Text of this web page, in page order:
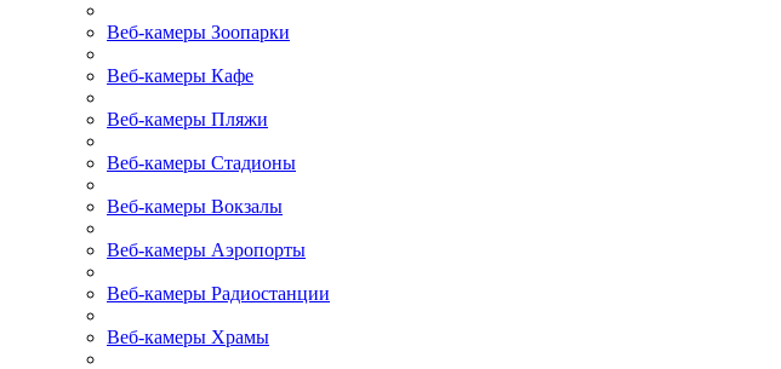
Веб-камеры Зоопарки
Веб-камеры Кафе
Веб-камеры Пляжи
Веб-камеры Стадионы
Веб-камеры Вокзалы
Веб-камеры Аэропорты
Веб-камеры Радиостанции
Веб-камеры Храмы